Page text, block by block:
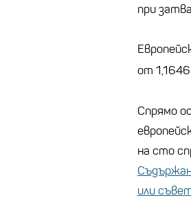
при
от
Спрямо
на сто
или